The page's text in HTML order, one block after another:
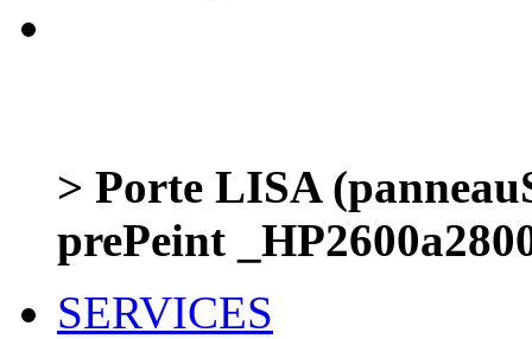
> Porte LISA
prePeint
SERVICES